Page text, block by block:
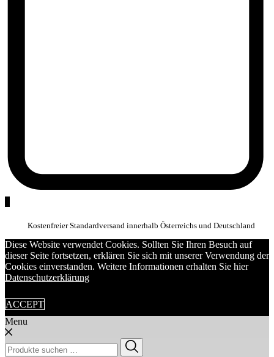
Kostenfreier Standardversand innerhalb Österreichs und Deutschland
Diese Website verwendet Cookies. Sollten Sie Ihren Besuch auf
dieser Seite fortsetzen, erklären Sie sich mit unserer Verwendung der
Cookies einverstanden. Weitere Informationen erhalten Sie hier
Datenschutzerklärung
ACCEPT
Menu
Suchen
nach: